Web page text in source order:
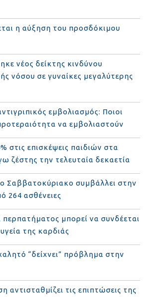
η αύξηση του προσδόκιμου
νέος δείκτης κινδύνου
νόσου σε γυναίκες μεγαλύτερης
εμβολιασμός: Ποιοι
να εμβολιαστούν
στις επισκέψεις παιδιών στα
ζέστης την τελευταία δεκαετία
Σαββατοκύριακο συμβάλλει στην
264 ασθένειες
μπορεί να συνδέεται
της καρδιάς
“δείχνει” πρόβλημα στην
αντισταθμίζει τις επιπτώσεις της